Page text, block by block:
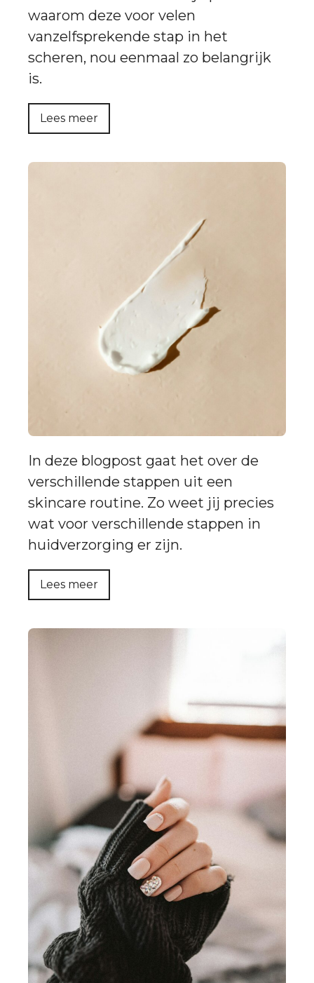
waarom deze voor velen
vanzelfsprekende stap in het
scheren, nou eenmaal zo belangrijk
is.
Lees meer
In deze blogpost gaat het over de
verschillende stappen uit een
skincare routine. Zo weet jij precies
wat voor verschillende stappen in
huidverzorging er zijn.
Lees meer